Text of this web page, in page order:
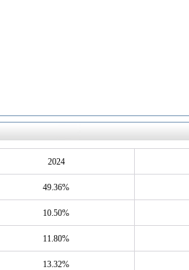
2024
49.36%
10.50%
11.80%
13.32%